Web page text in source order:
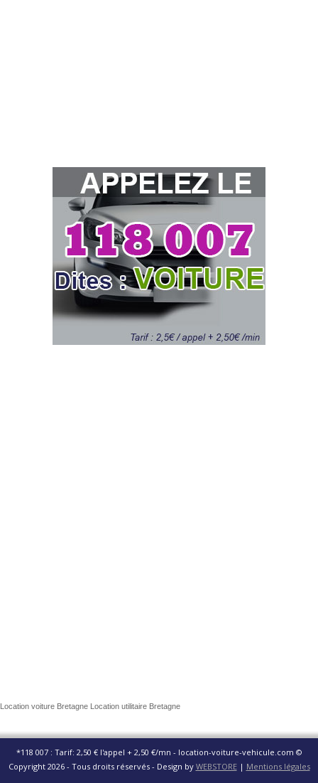
Location voiture Bretagne Location utilitaire Bretagne
*118 007 : Tarif: 2,50 € l'appel + 2,50 €/mn - location-voiture-vehicule.com ©
Copyright 2026 - Tous droits réservés - Design by WEBSTORE| Mentions légales